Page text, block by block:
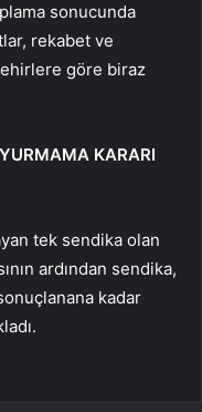
sonucunda
rekabet ve
göre biraz
KARARI
tek sendika olan
ardından sendika,
kadar